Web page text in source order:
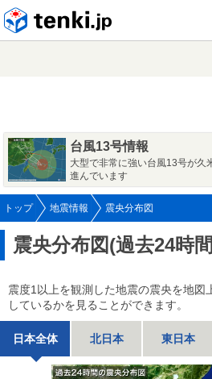
台風13号情報
大型で非常に強い台風13号が久
進んでいます
トップ 地震情報 震央分布図
震央分布図(過去24時
震度1以上を観測した地震の震央を地図
しているかを見ることができます。
日本全体 北日本 東日本